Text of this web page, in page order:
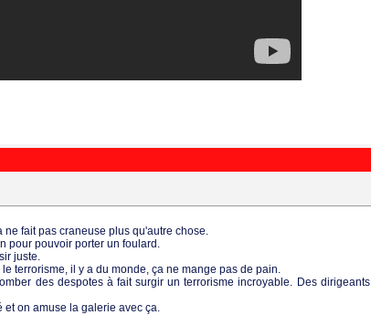
fait pas craneuse plus qu'autre chose.
pour pouvoir porter un foulard.
juste.
terrorisme, il y a du monde, ça ne mange pas de pain.
des despotes à fait surgir un terrorisme incroyable. Des dirigeants
et on amuse la galerie avec ça.